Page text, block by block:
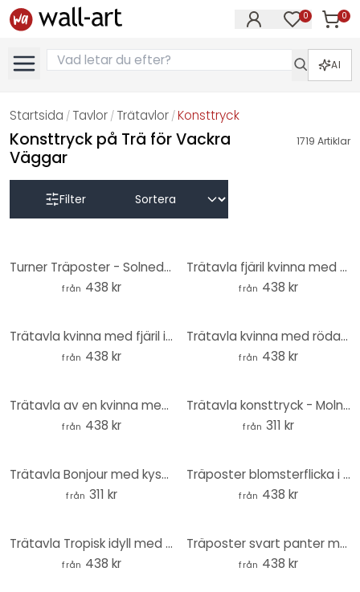
0 0
AI
Startsida / Tavlor / Trätavlor /Konsttryck
Konsttryck på Trä för Vackra
Väggar
1719 Artiklar
Filter
Turner Träposter - Solnedgång över en sjö
från 438 kr
Trätavla fjäril kvinna med blomsterkrans - Hülya
från 438 kr
Trätavla kvinna med fjäril i håret - Hülya
från 438 kr
Trätavla kvinna med röda blommor och mönstrad klänning - Hülya
från 438 kr
Trätavla av en kvinna med blommor i håret - Hülya
från 438 kr
Trätavla konsttryck - Molnmålare rund - Taudalpoi
från 311 kr
Trätavla Bonjour med kyssande mun - Fritsch - Rund
från 311 kr
Träposter blomsterflicka i sommarträdgård - Hülya
från 438 kr
Trätavla Tropisk idyll med kolibri blå - Bloomery Decor
från 438 kr
Träposter svart panter med vita blommor - Korenkova
från 438 kr